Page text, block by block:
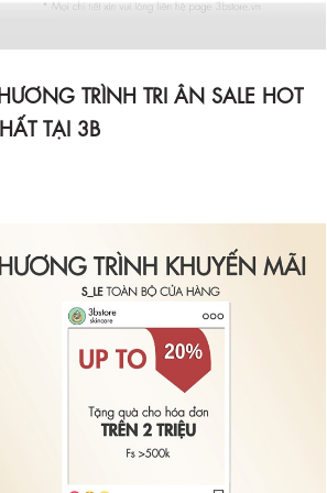
TRÌNH TRI ÂN SALE HOT
TẠI 3B